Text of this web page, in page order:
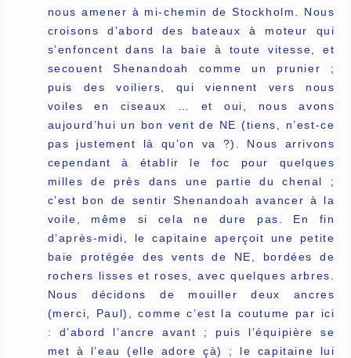
nous amener à mi-chemin de Stockholm. Nous
croisons d’abord des bateaux à moteur qui
s’enfoncent dans la baie à toute vitesse, et
secouent Shenandoah comme un prunier ;
puis des voiliers, qui viennent vers nous
voiles en ciseaux … et oui, nous avons
aujourd’hui un bon vent de NE (tiens, n’est-ce
pas justement là qu’on va ?). Nous arrivons
cependant à établir le foc pour quelques
milles de près dans une partie du chenal ;
c’est bon de sentir Shenandoah avancer à la
voile, même si cela ne dure pas. En fin
d’après-midi, le capitaine aperçoit une petite
baie protégée des vents de NE, bordées de
rochers lisses et roses, avec quelques arbres.
Nous décidons de mouiller deux ancres
(merci, Paul), comme c’est la coutume par ici
: d’abord l’ancre avant ; puis l’équipière se
met à l’eau (elle adore çà) ; le capitaine lui